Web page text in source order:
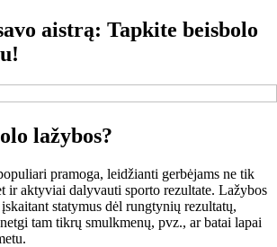
aistrą: Tapkite beisbolo
lažybos?
pramoga, leidžianti gerbėjams ne tik
ir aktyviai dalyvauti sporto rezultate. Lažybos
statymus dėl rungtynių rezultatų,
tam tikrų smulkmenų, pvz., ar batai lapai